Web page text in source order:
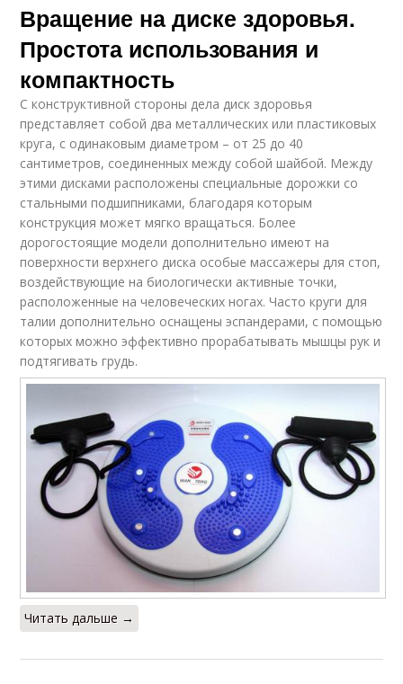
Вращение на диске здоровья.
Простота использования и
компактность
С конструктивной стороны дела диск здоровья
представляет собой два металлических или пластиковых
круга, с одинаковым диаметром – от 25 до 40
сантиметров, соединенных между собой шайбой. Между
этими дисками расположены специальные дорожки со
стальными подшипниками, благодаря которым
конструкция может мягко вращаться. Более
дорогостоящие модели дополнительно имеют на
поверхности верхнего диска особые массажеры для стоп,
воздействующие на биологически активные точки,
расположенные на человеческих ногах. Часто круги для
талии дополнительно оснащены эспандерами, с помощью
которых можно эффективно прорабатывать мышцы рук и
подтягивать грудь.
Читать дальше →